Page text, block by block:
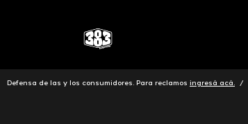
Defensa de las y los consumidores. Para reclamos ingresá acá. /